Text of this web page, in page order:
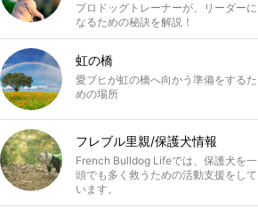
プロドッグトレーナーが、リーダーに
なるための秘訣を解説！
虹の橋
愛ブヒが虹の橋へ向かう準備をするた
めの場所
フレブル里親/保護犬情報
French Bulldog Lifeでは、保護犬を一
頭でも多く救うための活動支援をして
います。